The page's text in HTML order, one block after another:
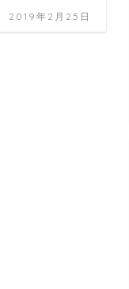
2019年2月25日